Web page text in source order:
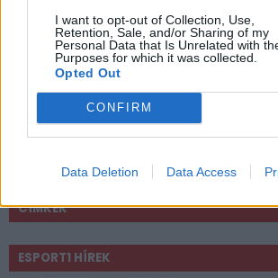
I want to opt-out of Collection, Use,
Retention, Sale, and/or Sharing of my
Personal Data that Is Unrelated with
Purposes for which it was collected.
Opted Out
CONFIRM
Data Deletion Data Access
CÍMKÉK
ESPORT1 HÍREK